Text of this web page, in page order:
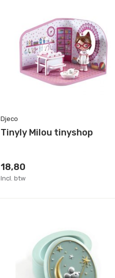
Djeco
Tinyly Milou tinyshop
18,80
Incl. btw